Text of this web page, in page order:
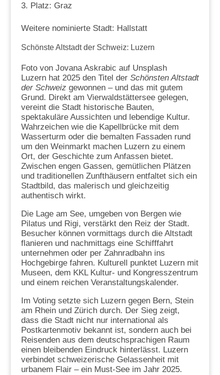
Platz: Graz
Weitere nominierte Stadt: Hallstatt
Schönste Altstadt der Schweiz: Luzern
Foto von Jovana Askrabic auf Unsplash
Luzern hat 2025 den Titel der Schönsten Altstadt
der Schweizgewonnen – und das mit gutem
Grund. Direkt am Vierwaldstättersee gelegen,
vereint die Stadt historische Bauten,
spektakuläre Aussichten und lebendige Kultur.
Wahrzeichen wie die Kapellbrücke mit dem
Wasserturm oder die bemalten Fassaden rund
um den Weinmarkt machen Luzern zu einem
Ort, der Geschichte zum Anfassen bietet.
Zwischen engen Gassen, gemütlichen Plätzen
und traditionellen Zunfthäusern entfaltet sich ein
Stadtbild, das malerisch und gleichzeitig
authentisch wirkt.
Die Lage am See, umgeben von Bergen wie
Pilatus und Rigi, verstärkt den Reiz der Stadt.
Besucher können vormittags durch die Altstadt
flanieren und nachmittags eine Schifffahrt
unternehmen oder per Zahnradbahn ins
Hochgebirge fahren. Kulturell punktet Luzern mit
Museen, dem KKL Kultur- und Kongresszentrum
und einem reichen Veranstaltungskalender.
Im Voting setzte sich Luzern gegen Bern, Stein
am Rhein und Zürich durch. Der Sieg zeigt,
dass die Stadt nicht nur international als
Postkartenmotiv bekannt ist, sondern auch bei
Reisenden aus dem deutschsprachigen Raum
einen bleibenden Eindruck hinterlässt. Luzern
verbindet schweizerische Gelassenheit mit
urbanem Flair – ein Must-See im Jahr 2025.